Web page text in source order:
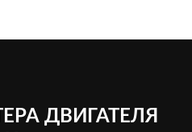
ДВИГАТЕЛЯ